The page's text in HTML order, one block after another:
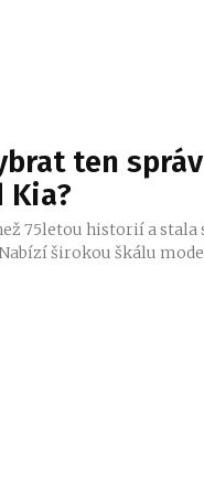
ten
Kia?
75letou historií a stala
širokou škálu